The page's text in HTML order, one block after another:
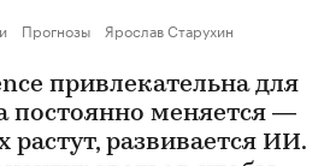
Прогнозы Ярослав Старухин
привлекательна для
постоянно меняется —
развивается ИИ.